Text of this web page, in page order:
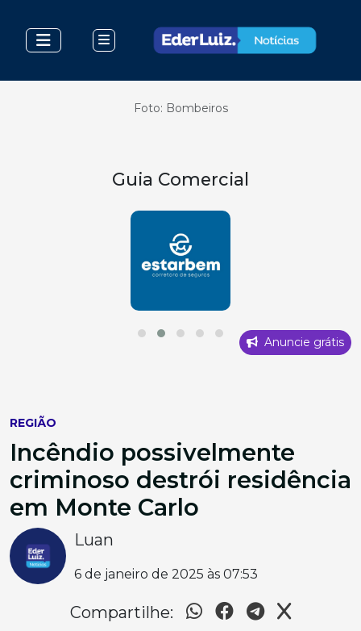
Foto: Bombeiros
Guia Comercial
Anuncie grátis
REGIÃO
Incêndio possivelmente
criminoso destrói residência
em Monte Carlo
Luan
6 de janeiro de 2025 às 07:53
Compartilhe: